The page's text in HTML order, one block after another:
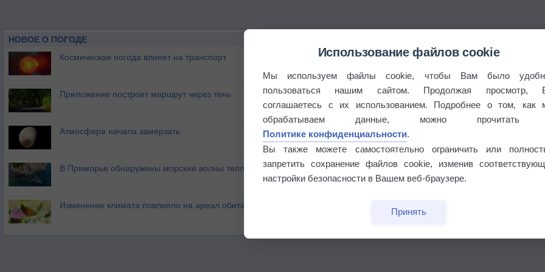
НОВОЕ О ПОГОДЕ
Космическая погода влияет на транспорт
Приложение построит маршрут через тень
Атмосфера начала замерзать
В Приморье обнаружены морские волны тепла
Изменение климата повлияло на ареал обитания бабочек
Использование файлов cookie
Мы используем файлы cookie, чтобы Вам было
пользоваться нашим сайтом. Продолжая просмотр,
соглашаетесь с их использованием. Подробнее о том, как
обрабатываем данные, можно прочитать
Политике конфиденциальности.
Вы также можете самостоятельно ограничить или
запретить сохранение файлов cookie, изменив
настройки безопасности в Вашем веб-браузере.
Принять